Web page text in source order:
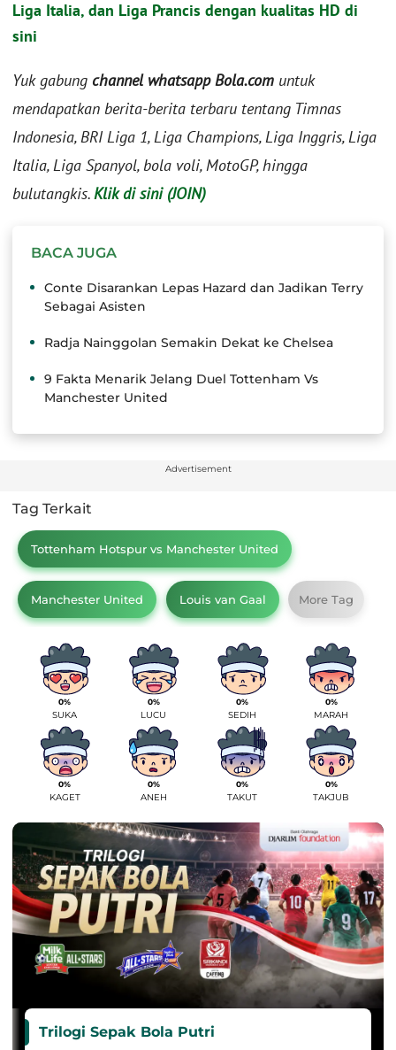
Liga Italia, dan Liga Prancis dengan kualitas HD di
sini
Yuk gabung channel whatsapp Bola.com untuk
mendapatkan berita-berita terbaru tentang Timnas
Indonesia, BRI Liga 1, Liga Champions, Liga Inggris, Liga
Italia, Liga Spanyol, bola voli, MotoGP, hingga
bulutangkis.Klik di sini (JOIN)
BACA JUGA
Conte Disarankan Lepas Hazard dan Jadikan Terry
Sebagai Asisten
Radja Nainggolan Semakin Dekat ke Chelsea
9 Fakta Menarik Jelang Duel Tottenham Vs
Manchester United
Advertisement
Tag Terkait
Tottenham Hotspur vs Manchester United
Manchester United Louis van Gaal More Tag
0%
SUKA
0%
LUCU
0%
SEDIH
0%
MARAH
0%
KAGET
0%
ANEH
0%
TAKUT
0%
TAKJUB
Trilogi Sepak Bola Putri